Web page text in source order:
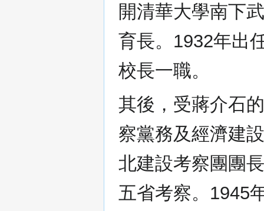
開清華大學南下
育長。1932年出
校長一職。
其後，受蔣介石
察黨務及經濟建
北建設考察團團
五省考察。1945